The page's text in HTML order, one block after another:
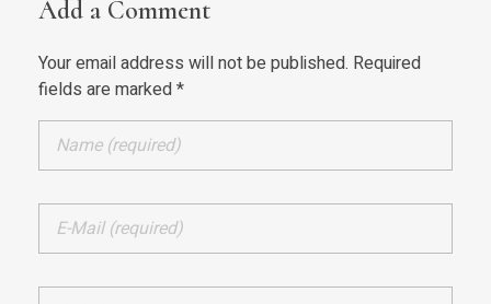
Add a Comment
Your email address will not be published. Required
fields are marked *